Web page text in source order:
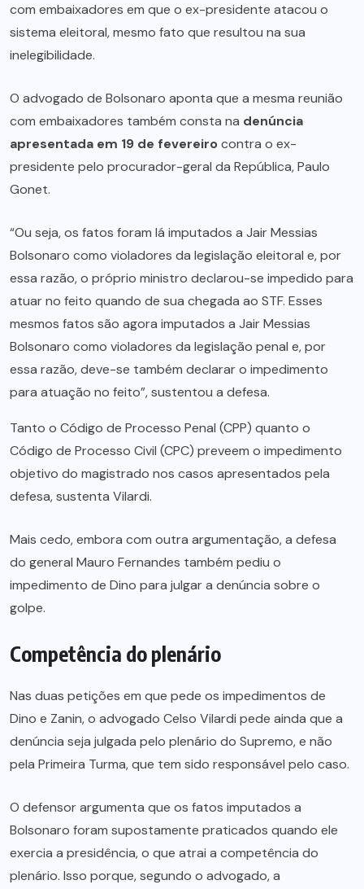
com embaixadores em que o ex-presidente atacou o
sistema eleitoral, mesmo fato que resultou na sua
inelegibilidade.
O advogado de Bolsonaro aponta que a mesma reunião
com embaixadores também consta na denúncia
apresentada em 19 de fevereirocontra o ex-
presidente pelo procurador-geral da República, Paulo
Gonet.
“Ou seja, os fatos foram lá imputados a Jair Messias
Bolsonaro como violadores da legislação eleitoral e, por
essa razão, o próprio ministro declarou-se impedido para
atuar no feito quando de sua chegada ao STF. Esses
mesmos fatos são agora imputados a Jair Messias
Bolsonaro como violadores da legislação penal e, por
essa razão, deve-se também declarar o impedimento
para atuação no feito”, sustentou a defesa.
Tanto o Código de Processo Penal (CPP) quanto o
Código de Processo Civil (CPC) preveem o impedimento
objetivo do magistrado nos casos apresentados pela
defesa, sustenta Vilardi.
Mais cedo, embora com outra argumentação, a defesa
do general Mauro Fernandes também pediu o
impedimento de Dino para julgar a denúncia sobre o
golpe.
Competência do plenário
Nas duas petições em que pede os impedimentos de
Dino e Zanin, o advogado Celso Vilardi pede ainda que a
denúncia seja julgada pelo plenário do Supremo, e não
pela Primeira Turma, que tem sido responsável pelo caso.
O defensor argumenta que os fatos imputados a
Bolsonaro foram supostamente praticados quando ele
exercia a presidência, o que atrai a competência do
plenário. Isso porque, segundo o advogado, a